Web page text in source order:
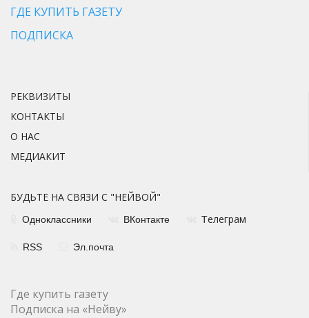
ГДЕ КУПИТЬ ГАЗЕТУ
ПОДПИСКА
РЕКВИЗИТЫ
КОНТАКТЫ
О НАС
МЕДИАКИТ
БУДЬТЕ НА СВЯЗИ С "НЕЙВОЙ"
Одноклассники ВКонтакте Телеграм
RSS Эл.почта
Где купить газету
Подписка на «Нейву»